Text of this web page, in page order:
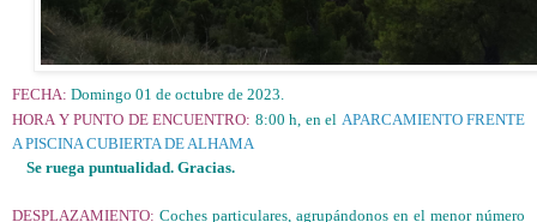
FECHA: Domingo 01 de octubre de 2023.
HORA Y PUNTO DE ENCUENTRO: 8:00 h, en el APARCAMIENTO FRENTE
A PISCINA CUBIERTA DE ALHAMA
Se ruega puntualidad. Gracias.
DESPLAZAMIENTO: Coches particulares, agrupándonos en el menor número